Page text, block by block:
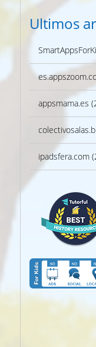
Ultimos
appsmama.es
ipadsfera.com